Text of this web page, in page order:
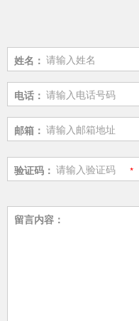
姓名：
电话：
邮箱：
验证码：
留言内容：